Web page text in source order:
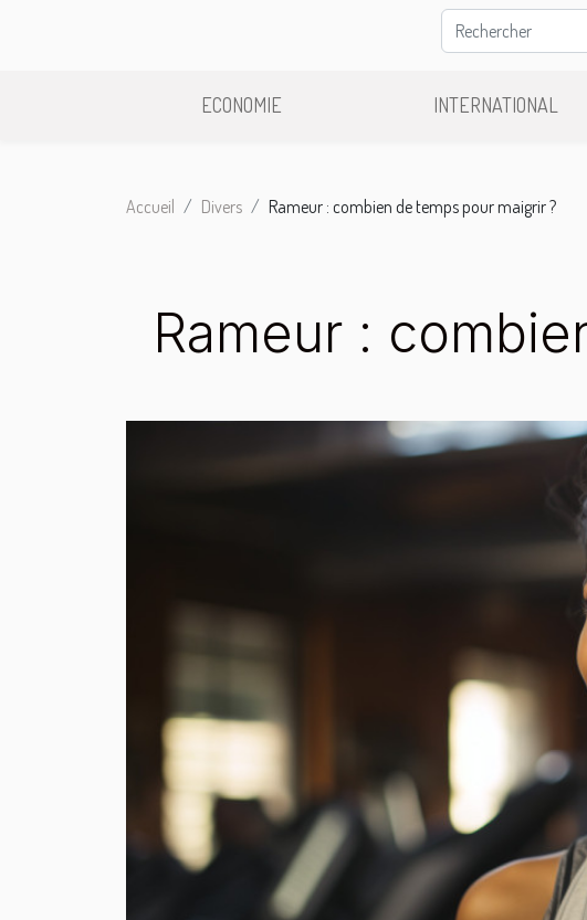
ECONOMIE INTERNATIONAL
Accueil Divers Rameur : combien de temps pour maigrir ?
Rameur :